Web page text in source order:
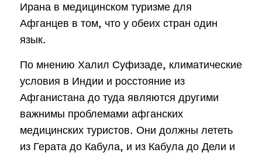
Ирана в медицинском туризме для
Афганцев в том, что у обеих стран один
язык.
По мнению Халил Суфизаде, климатические
условия в Индии и росстояние из
Афганистана до туда являются другими
важнимы проблемами афганских
медицинских туристов. Они должны лететь
из Герата до Кабула, и из Кабула до Дели и